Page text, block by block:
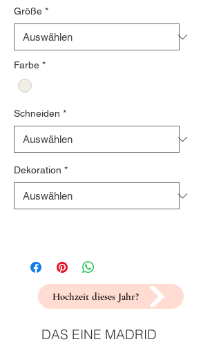
Größe *
Farbe *
Schneiden *
Dekoration *
Hochzeit dieses Jahr?
DAS EINE MADRID